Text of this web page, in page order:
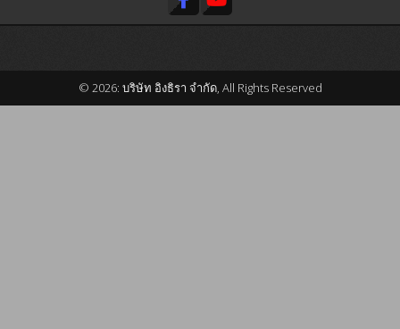
© 2026: บริษัท อิงธิรา จำกัด, All Rights Reserved